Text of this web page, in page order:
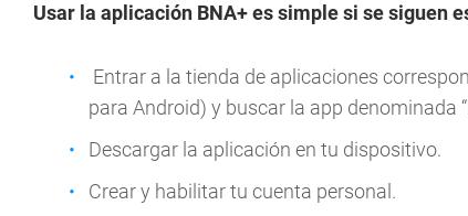
Usar la aplicación BNA+ es simple si se siguen
Entrar a la tienda de aplicaciones
para Android) y buscar la app denominada
Descargar la aplicación en tu dispositivo.
Crear y habilitar tu cuenta personal.